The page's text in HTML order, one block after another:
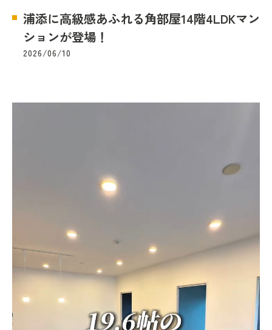
浦添に高級感あふれる角部屋14階4LDKマン
ションが登場！
2026/06/10